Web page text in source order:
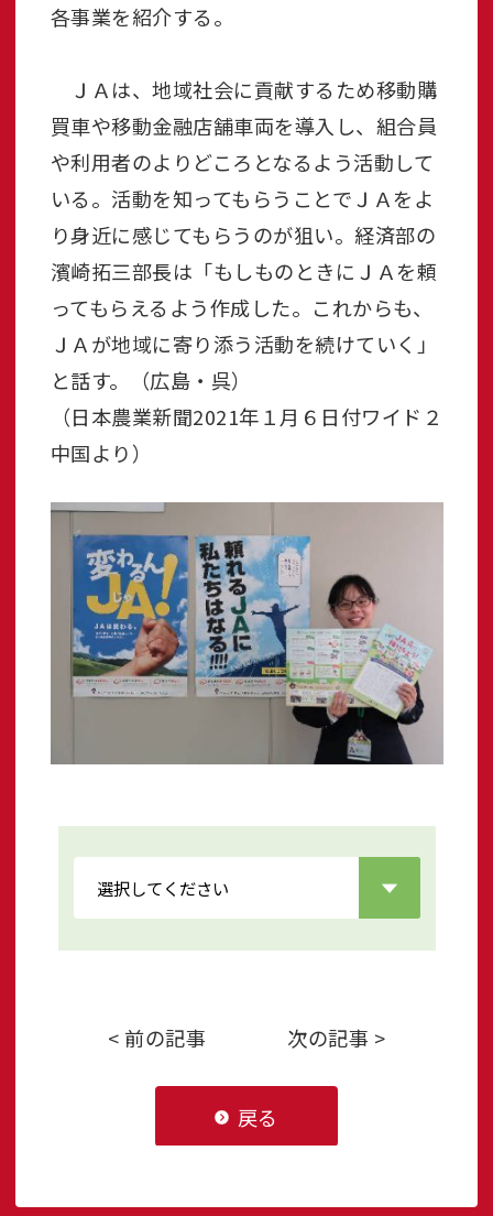
各事業を紹介する。
ＪＡは、地域社会に貢献するため移動購
買車や移動金融店舗車両を導入し、組合員
や利用者のよりどころとなるよう活動して
いる。活動を知ってもらうことでＪＡをよ
り身近に感じてもらうのが狙い。経済部の
濱崎拓三部長は「もしものときにＪＡを頼
ってもらえるよう作成した。これからも、
ＪＡが地域に寄り添う活動を続けていく」
と話す。（広島・呉）
（日本農業新聞2021年１月６日付ワイド２
中国より）
< 前の記事 次の記事 >
戻る